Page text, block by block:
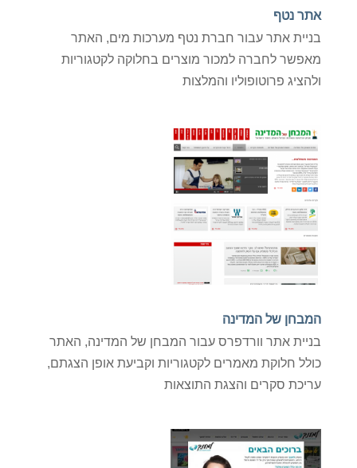
אתר נטף
בניית אתר עבור חברת נטף מערכות מים, האתר
מאפשר לחברה למכור מוצרים בחלוקה לקטגוריות
ולהציג פרוטופוליו והמלצות
המבחן של המדינה
בניית אתר וורדפרס עבור המבחן של המדינה, האתר
כולל חלוקת מאמרים לקטגוריות וקביעת אופן הצגתם,
עריכת סקרים והצגת התוצאות